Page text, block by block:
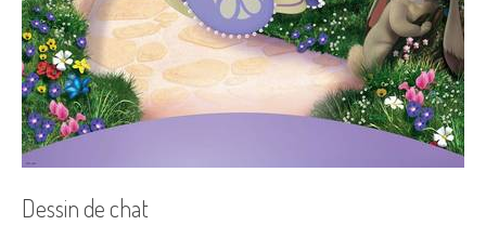
Dessin de chat